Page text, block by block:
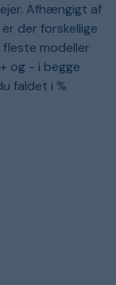
Afhængigt af
der forskellige
modeller
og - i begge
faldet i %